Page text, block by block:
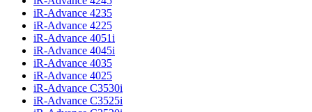
iR-Advance 4235
iR-Advance 4225
iR-Advance 4051i
iR-Advance 4045i
iR-Advance 4035
iR-Advance 4025
iR-Advance C3530i
iR-Advance C3525i